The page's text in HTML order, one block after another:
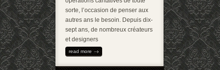
sorte, l’occasion de penser aux
autres ans le besoin. Depuis dix-
sept ans, de nombreux créateurs
et designers
read more